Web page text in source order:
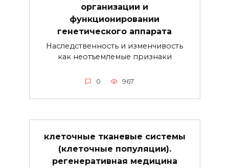
организации и
функционировании
генетического аппарата
Наследственность и изменчивость
как неотъемлемые признаки
0 967
клеточные тканевые системы
(клеточные популяции).
регенеративная медицина